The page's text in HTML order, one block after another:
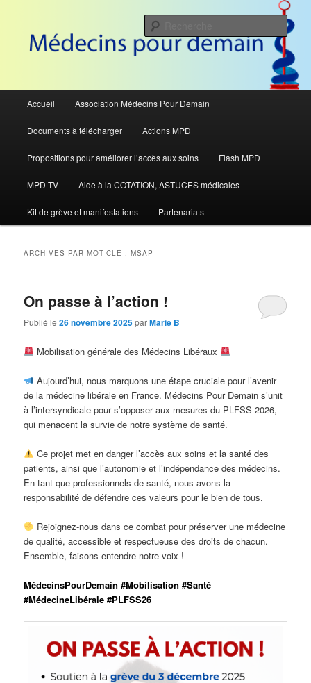
contenu
principal
contenu
secondaireMédecins Pour Demain
principal
Accueil Association Médecins Pour Demain
Documents à télécharger Actions MPD
Propositions pour améliorer l’accès aux soins Flash MPD
MPD TV Aide à la COTATION, ASTUCES médicales
Kit de grève et manifestations Partenariats
ARCHIVES PAR MOT-CLÉ :MSAP
On passe à l’action !
Publié le26 novembre 2025parMarie B
Mobilisation générale des Médecins Libéraux
Aujourd’hui, nous marquons une étape cruciale pour l’avenir
de la médecine libérale en France. Médecins Pour Demain s’unit
à l’intersyndicale pour s’opposer aux mesures du PLFSS 2026,
qui menacent la survie de notre système de santé.
Ce projet met en danger l’accès aux soins et la santé des
patients, ainsi que l’autonomie et l’indépendance des médecins.
En tant que professionnels de santé, nous avons la
responsabilité de défendre ces valeurs pour le bien de tous.
Rejoignez-nous dans ce combat pour préserver une médecine
de qualité, accessible et respectueuse des droits de chacun.
Ensemble, faisons entendre notre voix !
MédecinsPourDemain #Mobilisation #Santé
#MédecineLibérale #PLFSS26